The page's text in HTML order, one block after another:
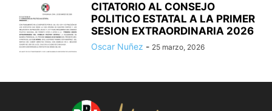
CITATORIO AL CONSEJO
POLITICO ESTATAL A LA PRIMER
SESION EXTRAORDINARIA 2026
Oscar Nuñez - 25 marzo, 2026